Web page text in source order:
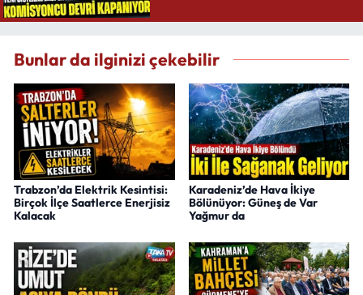
Bunlar da ilginizi çekebilir
Trabzon’da Elektrik Kesintisi:
Birçok İlçe Saatlerce Enerjisiz
Kalacak
Karadeniz’de Hava İkiye
Bölünüyor: Güneş de Var
Yağmur da